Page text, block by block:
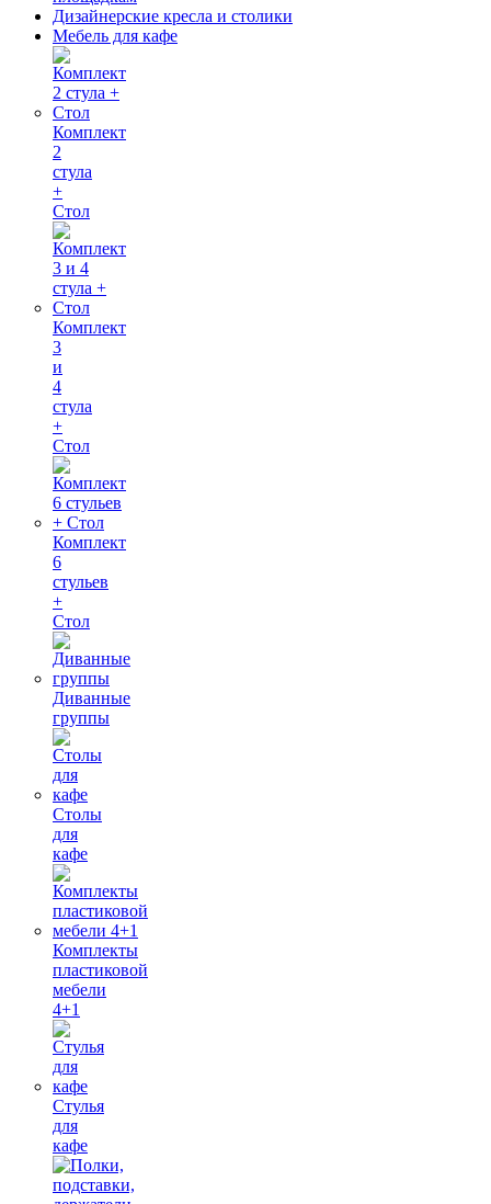
Дизайнерские кресла и столики
Мебель для кафе
Комплект
2
стула
+
Стол
Комплект
3
и
4
стула
+
Стол
Комплект
6
стульев
+
Стол
Диванные
группы
Столы
для
кафе
Комплекты
пластиковой
мебели
4+1
Стулья
для
кафе